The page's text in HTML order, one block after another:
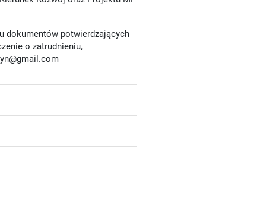
dokumentów potwierdzających
o zatrudnieniu,